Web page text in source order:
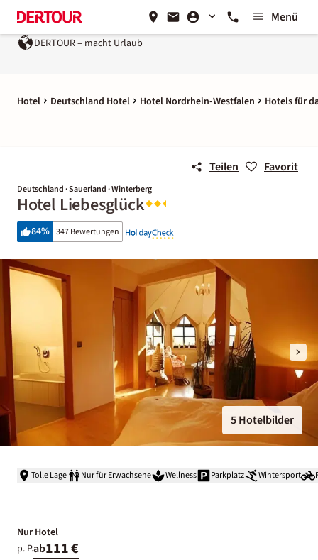
Menü
DERTOUR – macht Urlaub
Hotel Deutschland Hotel Hotel Nordrhein-Westfalen Hotels für
Teilen Favorit
Deutschland · Sauerland · Winterberg
Hotel Liebesglück
84% 347 Bewertungen
5 Hotelbilder
Tolle Lage Nur für Erwachsene Wellness Parkplatz Wintersport
Nur Hotel
p. P.ab111 €